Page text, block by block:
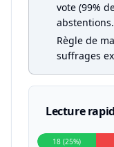
vote (99%
abstentions.
Règle de
suffrages
Lecture
18 (25%)